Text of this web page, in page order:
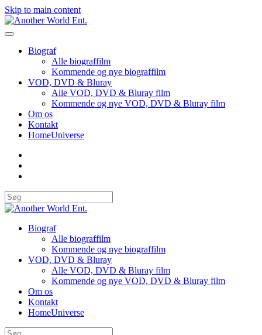
Skip to main content
Biograf
Alle biograffilm
Kommende og nye biograffilm
VOD, DVD & Bluray
Alle VOD, DVD & Bluray film
Kommende og nye VOD, DVD & Bluray film
Om os
Kontakt
HomeUniverse
Biograf
Alle biograffilm
Kommende og nye biograffilm
VOD, DVD & Bluray
Alle VOD, DVD & Bluray film
Kommende og nye VOD, DVD & Bluray film
Om os
Kontakt
HomeUniverse